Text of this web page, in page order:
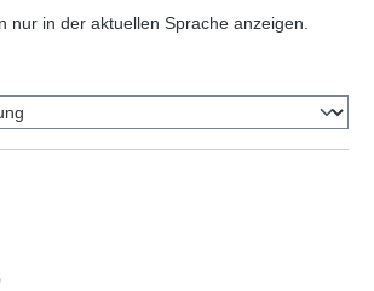
nur in der aktuellen Sprache anzeigen.